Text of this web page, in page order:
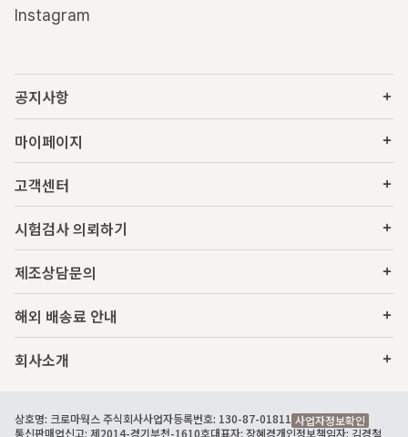
Instagram
공지사항
마이페이지
고객센터
시험검사 의뢰하기
제조상담문의
해외 배송료 안내
회사소개
상호명: 크로마웍스 주식회사사업자등록번호: 130-87-01811 사업자정보확인
통신판매업신고: 제2014-경기부천-1610호대표자: 장혜경개인정보책임자: 김경철